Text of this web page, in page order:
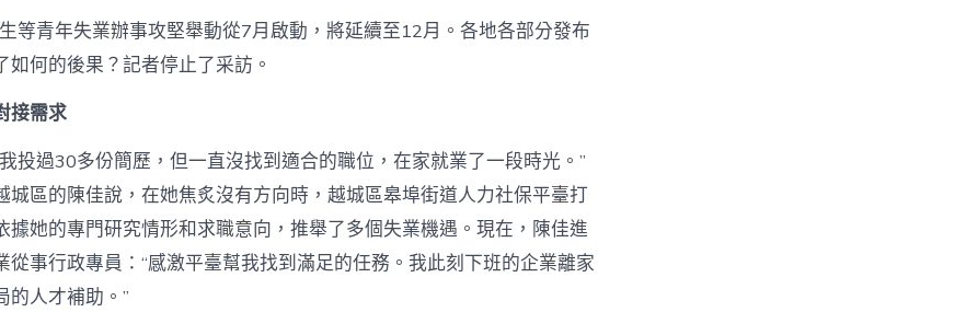
業
生
失
校
園
離
職
場
失
等青年失業辦事攻堅舉動從7月啟動，將延續至12月。各地各部分發布
如何的後果？記者停止了采訪。
接需求
投過30多份簡歷，但一直沒找到適合的職位，在家就業了一段時光。”
城區的陳佳說，在她焦炙沒有方向時，越城區皋埠街道人力社保平臺打
據她的專門研究情形和求職意向，推舉了多個失業機遇。現在，陳佳進
從事行政專員：“感激平臺幫我找到滿足的任務。我此刻下班的企業離家
的人才補助。”